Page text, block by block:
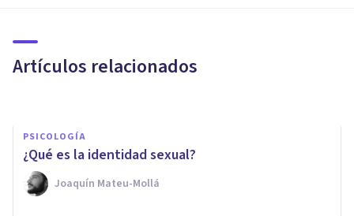
Artículos relacionados
relación con la psicología
PSICOLOGÍA
¿Qué es la identidad sexual?
Joaquín Mateu-Mollá